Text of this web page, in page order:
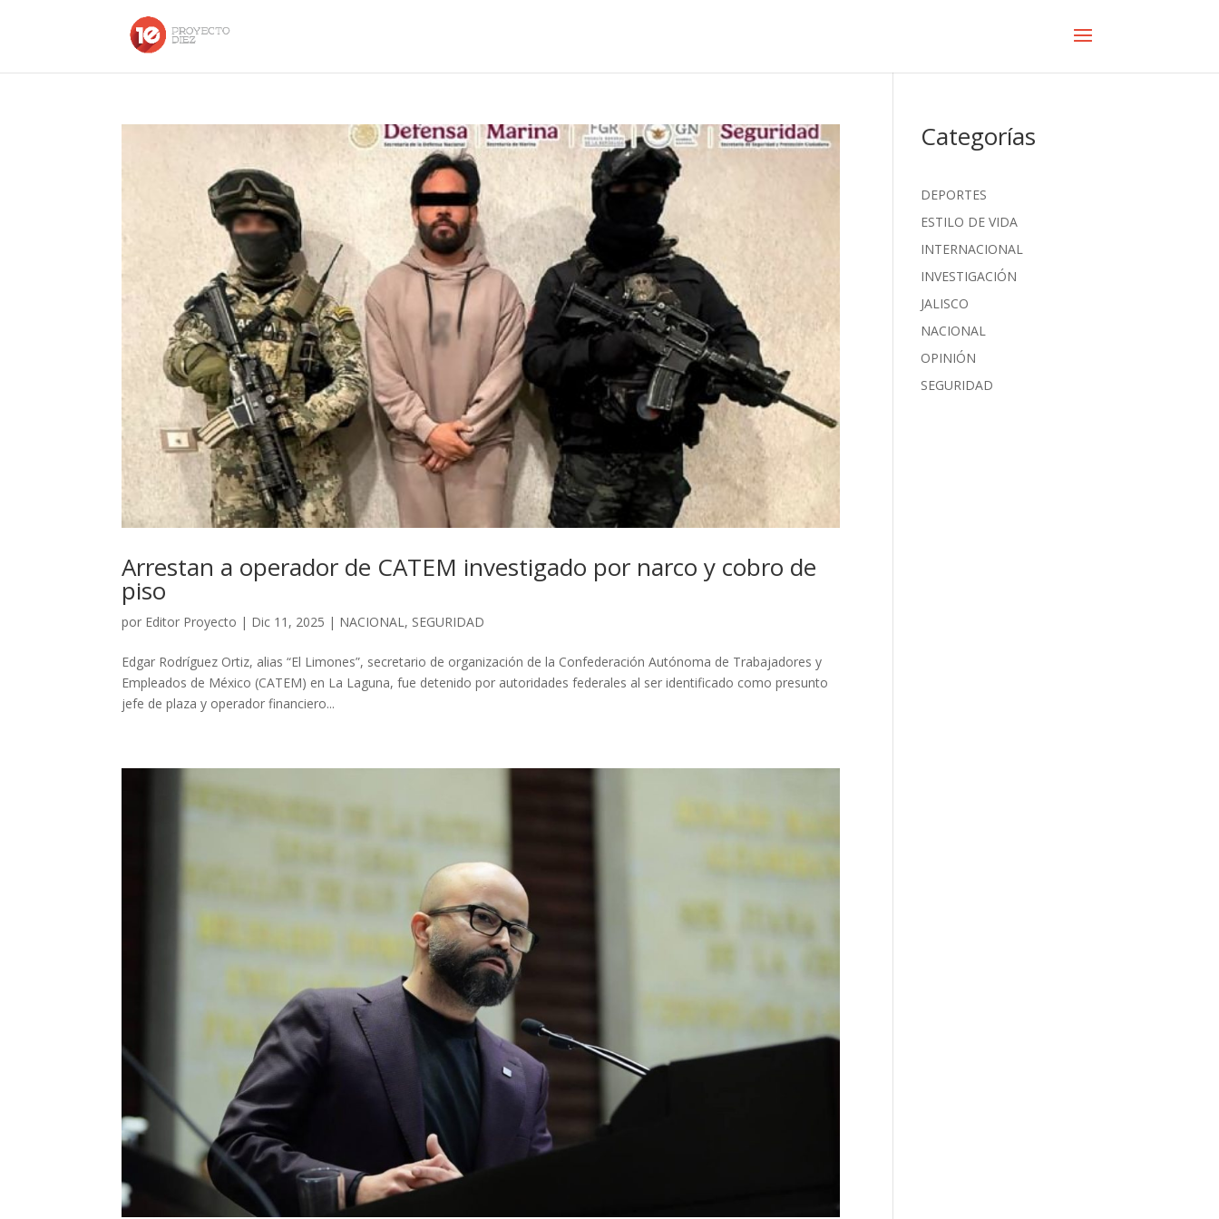
Arrestan a operador de CATEM investigado por narco y cobro de
piso
por Editor Proyecto | Dic 11, 2025 | NACIONAL, SEGURIDAD
Edgar Rodríguez Ortiz, alias “El Limones”, secretario de organización de la Confederación Autónoma de Trabajadores y
Empleados de México (CATEM) en La Laguna, fue detenido por autoridades federales al ser identificado como presunto
jefe de plaza y operador financiero...
Categorías
DEPORTES
ESTILO DE VIDA
INTERNACIONAL
INVESTIGACIÓN
JALISCO
NACIONAL
OPINIÓN
SEGURIDAD